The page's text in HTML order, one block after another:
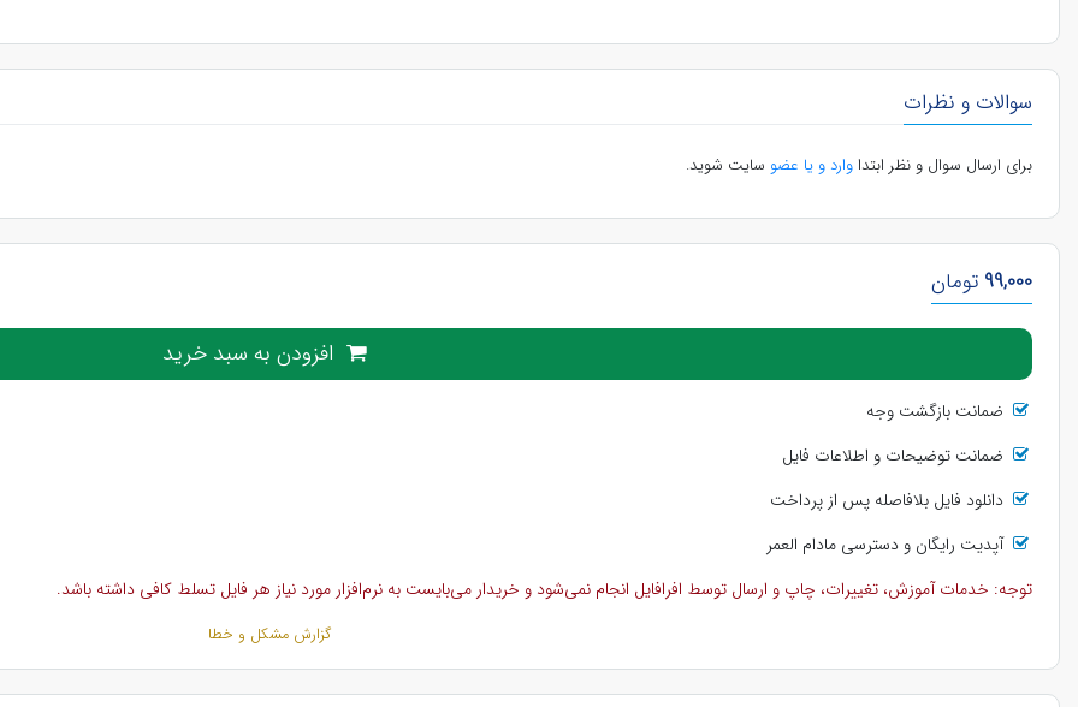
سوالات و نظرات
برای ارسال سوال و نظر ابتداوارد و یا عضو سایت شوید.
99,000 تومان
افزودن به سبد خرید
ضمانت بازگشت وجه
ضمانت توضیحات و اطلاعات فایل
دانلود فایل بلافاصله پس از پرداخت
آپدیت رایگان و دسترسی مادام العمر
توجه: خدمات آموزش، تغییرات، چاپ و ارسال توسط افرافایل انجام نمی‌شود و خریدار می‌بایست به نرم‌افزار مورد نیاز هر فایل تسلط کافی داشته باشد.
گزارش مشکل و خطا